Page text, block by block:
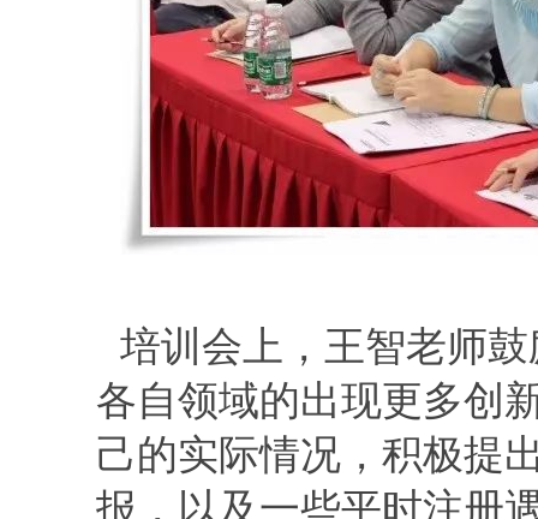
培训会上，王智老师
各自领域的出现更多创
己的实际情况，积极提
报，以及一些平时注册